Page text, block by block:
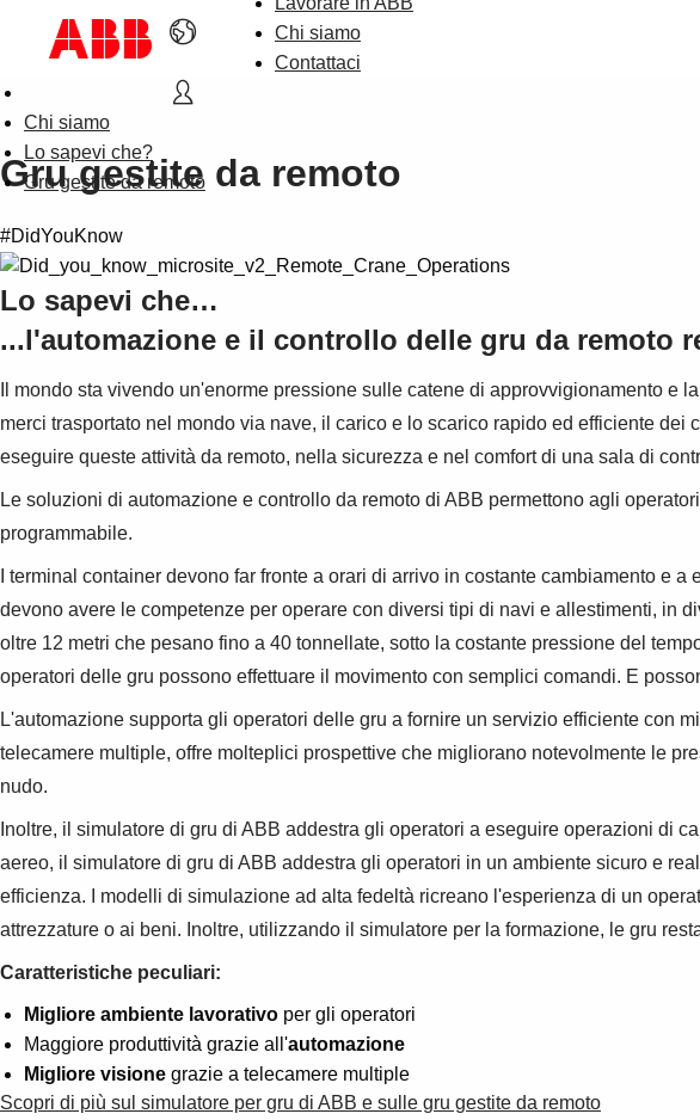
Chi siamo
Contattaci
Chi siamo
Lo sapevi che?
Gru gestite da remoto
Gru gestite da remoto
#DidYouKnow
Lo sapevi che…
...l'automazione e il controllo delle gru da remoto
Il mondo sta vivendo un'enorme pressione sulle catene di approvvigionamento
merci trasportato nel mondo via nave, il carico e lo scarico rapido ed efficiente
eseguire queste attività da remoto, nella sicurezza e nel comfort di una sala di
Le soluzioni di automazione e controllo da remoto di ABB permettono agli
programmabile.
I terminal container devono far fronte a orari di arrivo in costante cambiamento e
devono avere le competenze per operare con diversi tipi di navi e allestimenti, in
oltre 12 metri che pesano fino a 40 tonnellate, sotto la costante pressione del
operatori delle gru possono effettuare il movimento con semplici comandi. E
L'automazione supporta gli operatori delle gru a fornire un servizio efficiente con
telecamere multiple, offre molteplici prospettive che migliorano notevolmente le
nudo.
Inoltre, il simulatore di gru di ABB addestra gli operatori a eseguire operazioni di
aereo, il simulatore di gru di ABB addestra gli operatori in un ambiente sicuro e
efficienza. I modelli di simulazione ad alta fedeltà ricreano l'esperienza di un
attrezzature o ai beni. Inoltre, utilizzando il simulatore per la formazione, le gru
Caratteristiche peculiari:
Migliore ambiente lavorativo per gli operatori
Maggiore produttività grazie all'automazione
Migliore visione grazie a telecamere multiple
Scopri di più sul simulatore per gru di ABB e sulle gru gestite da remoto